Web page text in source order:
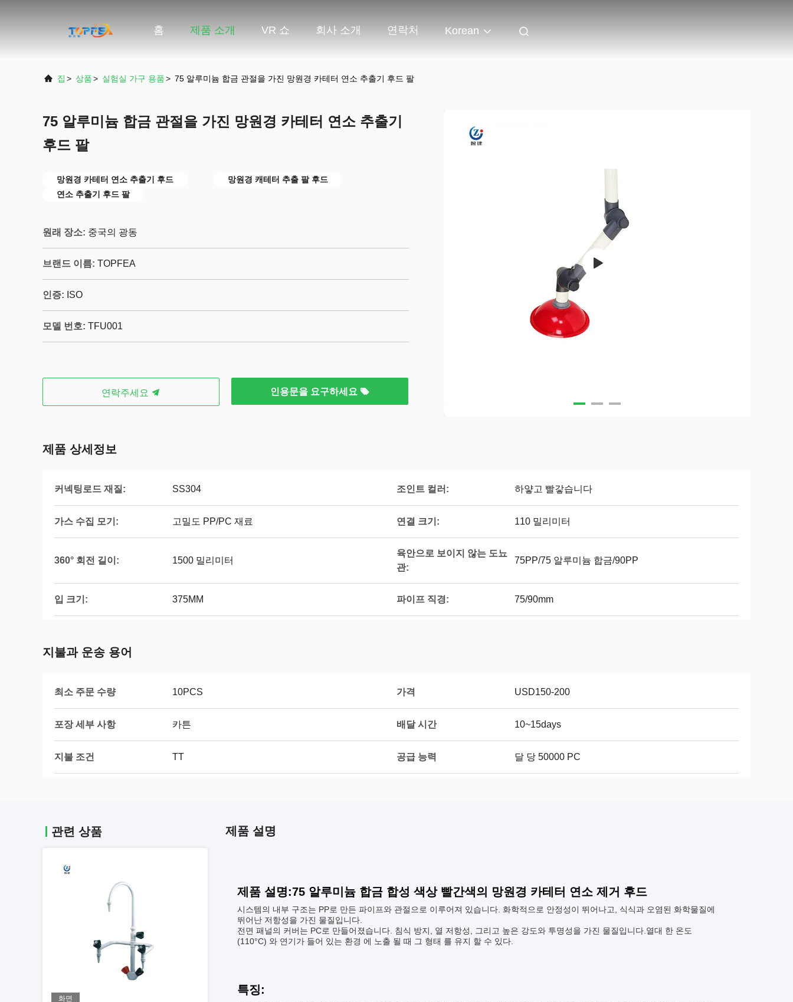
홈 제품 소개 VR 쇼 회사 소개 연락처 Korean
집 > 상품> 실험실 가구 용품> 75 알루미늄 합금 관절을 가진 망원경 카테터 연소 추출기 후드 팔
75 알루미늄 합금 관절을 가진 망원경 카테터 연소 추출기
후드 팔
망원경 카테터 연소 추출기 후드
망원경 캐테터 추출 팔 후드
연소 추출기 후드 팔
원래 장소: 중국의 광동
브랜드 이름: TOPFEA
인증: ISO
모델 번호: TFU001
연락주세요 인용문을 요구하세요
제품 상세정보
커넥팅로드 재질: SS304 조인트 컬러: 하얗고 빨갛습니다
가스 수집 모기: 고밀도 PP/PC 재료 연결 크기: 110 밀리미터
360° 회전 길이: 1500 밀리미터
육안으로 보이지 않는 도뇨
관:
75PP/75 알루미늄 합금/90PP
입 크기: 375MM 파이프 직경: 75/90mm
지불과 운송 용어
최소 주문 수량 10PCS 가격 USD150-200
포장 세부 사항 카튼 배달 시간 10~15days
지불 조건 TT 공급 능력 달 당 50000 PC
관련 상품
화면
제품 설명
제품 설명:75 알루미늄 합금 합성 색상 빨간색의 망원경 카테터 연소 제거 후드
시스템의 내부 구조는 PP로 만든 파이프와 관절으로 이루어져 있습니다. 화학적으로 안정성이 뛰어나고, 식식과 오염된 화학물질에
뛰어난 저항성을 가진 물질입니다.
전면 패널의 커버는 PC로 만들어졌습니다. 침식 방지, 열 저항성, 그리고 높은 강도와 투명성을 가진 물질입니다.열대 한 온도
(110°C) 와 연기가 들어 있는 환경 에 노출 될 때 그 형태 를 유지 할 수 있다.
특징: